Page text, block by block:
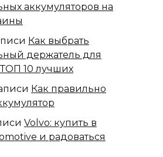
аккумуляторов на
Как выбрать
держатель для
10 лучших
Как правильно
Volvo: купить в
и радоваться